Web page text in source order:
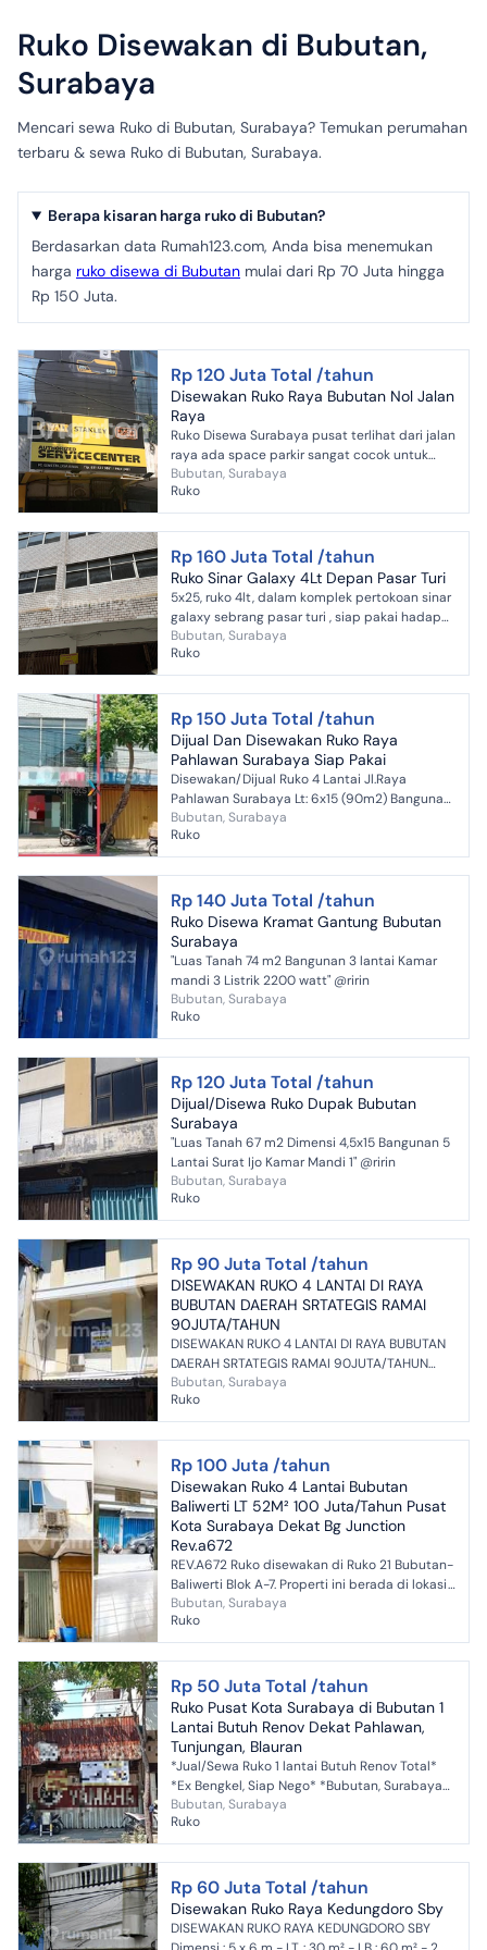
Ruko Disewakan di Bubutan,
Surabaya
Mencari sewa Ruko di Bubutan, Surabaya? Temukan perumahan
terbaru & sewa Ruko di Bubutan, Surabaya.
Berapa kisaran harga ruko di Bubutan?
Berdasarkan data Rumah123.com, Anda bisa menemukan
harga ruko disewa di Bubutan mulai dari Rp 70 Juta hingga
Rp 150 Juta.
Rp 120 Juta Total /tahun
Disewakan Ruko Raya Bubutan Nol Jalan
Raya
Ruko Disewa Surabaya pusat terlihat dari jalan
raya ada space parkir sangat cocok untuk
kantor, showroom dll
Bubutan, Surabaya
Ruko
Rp 160 Juta Total /tahun
Ruko Sinar Galaxy 4Lt Depan Pasar Turi
5x25, ruko 4lt, dalam komplek pertokoan sinar
galaxy sebrang pasar turi , siap pakai hadap
selatan timur hok , min sewa 2 th didepan
Bubutan, Surabaya
Ruko
Rp 150 Juta Total /tahun
Dijual Dan Disewakan Ruko Raya
Pahlawan Surabaya Siap Pakai
Disewakan/Dijual Ruko 4 Lantai Jl.Raya
Pahlawan Surabaya Lt: 6x15 (90m2) Bangunan
270m2 4 Lantai Sertifikat Hak Milik Orientasi
Bubutan, Surabaya
Ruko
Rp 140 Juta Total /tahun
Ruko Disewa Kramat Gantung Bubutan
Surabaya
"Luas Tanah 74 m2 Bangunan 3 lantai Kamar
mandi 3 Listrik 2200 watt" @ririn
Bubutan, Surabaya
Ruko
Rp 120 Juta Total /tahun
Dijual/Disewa Ruko Dupak Bubutan
Surabaya
"Luas Tanah 67 m2 Dimensi 4,5x15 Bangunan 5
Lantai Surat Ijo Kamar Mandi 1" @ririn
Bubutan, Surabaya
Ruko
Rp 90 Juta Total /tahun
DISEWAKAN RUKO 4 LANTAI DI RAYA
BUBUTAN DAERAH SRTATEGIS RAMAI
90JUTA/TAHUN
DISEWAKAN RUKO 4 LANTAI DI RAYA BUBUTAN
DAERAH SRTATEGIS RAMAI 90JUTA/TAHUN
Cocok untuk toko listrik, peralatan, pompa,
bahan kimia, gudang online...
Bubutan, Surabaya
Ruko
Rp 100 Juta /tahun
Disewakan Ruko 4 Lantai Bubutan
Baliwerti LT 52M² 100 Juta/Tahun Pusat
Kota Surabaya Dekat Bg Junction
Rev.a672
REV.A672 Ruko disewakan di Ruko 21 Bubutan-
Baliwerti Blok A-7. Properti ini berada di lokasi
yang mendukung aktivitas bisnis; berada di
kawasan Bu...
Bubutan, Surabaya
Ruko
Rp 50 Juta Total /tahun
Ruko Pusat Kota Surabaya di Bubutan 1
Lantai Butuh Renov Dekat Pahlawan,
Tunjungan, Blauran
*Jual/Sewa Ruko 1 lantai Butuh Renov Total*
*Ex Bengkel, Siap Nego* *Bubutan, Surabaya
Pusat* Strategis Dekat : Pahlawan, Perak,
Kantor DPR, BG J...
Bubutan, Surabaya
Ruko
Rp 60 Juta Total /tahun
Disewakan Ruko Raya Kedungdoro Sby
DISEWAKAN RUKO RAYA KEDUNGDORO SBY